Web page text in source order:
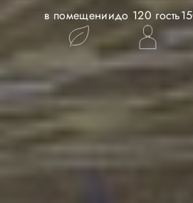
в помещениидо 120 гость